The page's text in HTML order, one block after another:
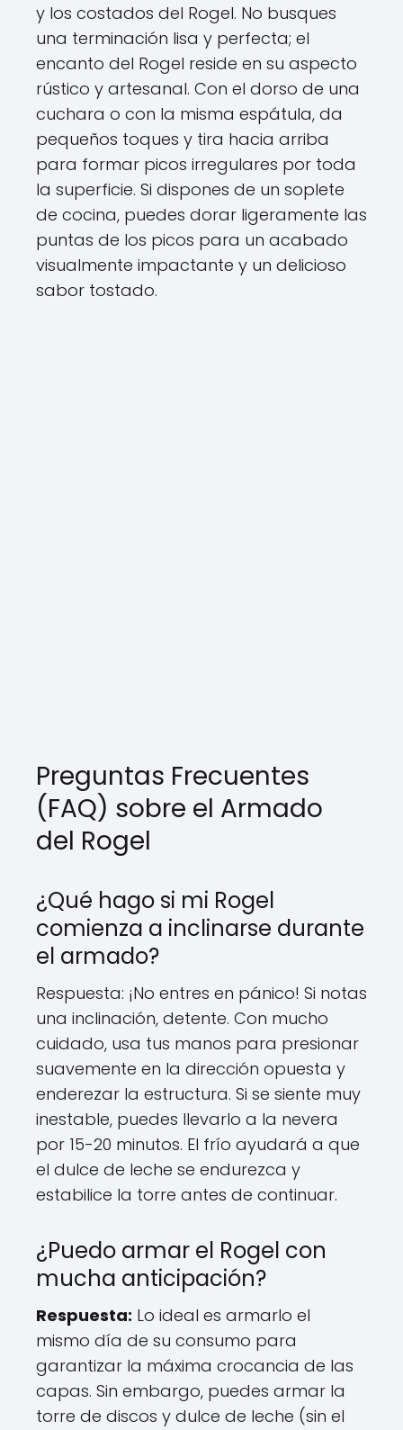
y los costados del Rogel. No busques
una terminación lisa y perfecta; el
encanto del Rogel reside en su aspecto
rústico y artesanal. Con el dorso de una
cuchara o con la misma espátula, da
pequeños toques y tira hacia arriba
para formar picos irregulares por toda
la superficie. Si dispones de un soplete
de cocina, puedes dorar ligeramente las
puntas de los picos para un acabado
visualmente impactante y un delicioso
sabor tostado.
Preguntas Frecuentes
(FAQ) sobre el Armado
del Rogel
¿Qué hago si mi Rogel
comienza a inclinarse durante
el armado?
Respuesta: ¡No entres en pánico! Si notas
una inclinación, detente. Con mucho
cuidado, usa tus manos para presionar
suavemente en la dirección opuesta y
enderezar la estructura. Si se siente muy
inestable, puedes llevarlo a la nevera
por 15-20 minutos. El frío ayudará a que
el dulce de leche se endurezca y
estabilice la torre antes de continuar.
¿Puedo armar el Rogel con
mucha anticipación?
Respuesta: Lo ideal es armarlo el
mismo día de su consumo para
garantizar la máxima crocancia de las
capas. Sin embargo, puedes armar la
torre de discos y dulce de leche (sin el